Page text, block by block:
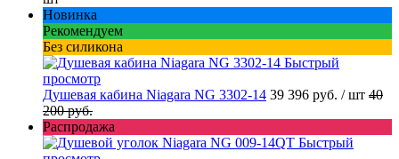
Новинка
Рекомендуем
Без силикона
Быстрый
просмотр
Душевая кабина Niagara NG 3302-14 39 396 руб. / шт 40
200 руб.
Распродажа
Быстрый